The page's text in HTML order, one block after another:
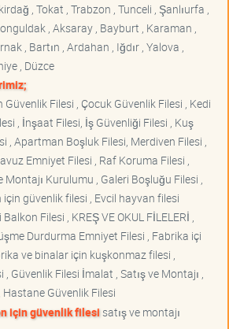
, Tokat , Trabzon , Tunceli , Şanlıurfa ,
, Aksaray , Bayburt , Karaman ,
, Bartın , Ardahan , Iğdır , Yalova ,
, Düzce
Güvenlik Filesi , Çocuk Güvenlik Filesi , Kedi
, İnşaat Filesi, İş Güvenliği Filesi , Kuş
, Apartman Boşluk Filesi, Merdiven Filesi ,
Emniyet Filesi , Raf Koruma Filesi ,
Montajı Kurulumu , Galeri Boşluğu Filesi ,
güvenlik filesi , Evcil hayvan filesi
Filesi , KREŞ VE OKUL FİLELERİ ,
Durdurma Emniyet Filesi , Fabrika içi
ve binalar için kuşkonmaz filesi ,
Güvenlik Filesi İmalat , Satış ve Montajı ,
Güvenlik Filesi
için güvenlik filesisatış ve montajı